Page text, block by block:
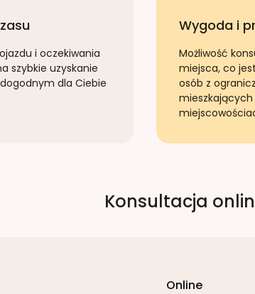
i oczekiwania
szybkie uzyskanie
dla Ciebie
Wygoda i
Możliwość
miejsca, co
osób z
Konsultacja
Online